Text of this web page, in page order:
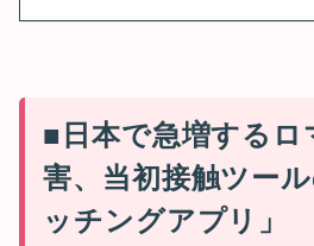
■日本で急増するロ
害、当初接触ツー
ッチングアプリ」